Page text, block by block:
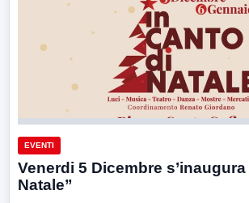
EVENTI
Venerdi 5 Dicembre
Natale”